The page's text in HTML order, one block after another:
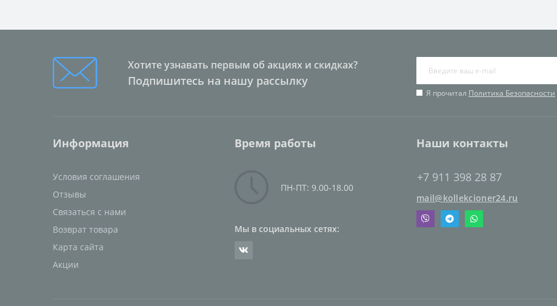
Хотите узнавать первым об акциях и скидках?
Подпишитесь на нашу рассылку
Я прочитал Политика Безопасности
Информация
Условия соглашения
Отзывы
Связаться с нами
Возврат товара
Карта сайта
Акции
Время работы
ПН-ПТ: 9.00-18.00
Мы в социальных сетях:
Наши контакты
+7 911 398 28 87
mail@kollekcioner24.ru